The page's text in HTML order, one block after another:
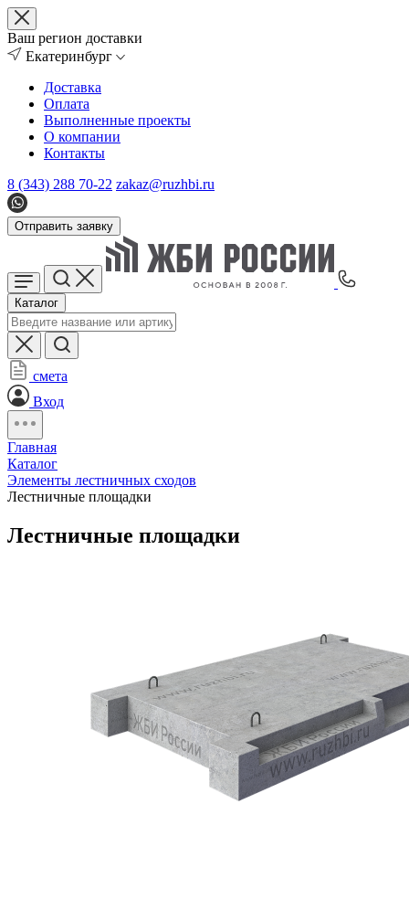
Ваш регион доставки
Екатеринбург
Доставка
Оплата
Выполненные проекты
О компании
Контакты
8 (343) 288 70-22 zakaz@ruzhbi.ru
Отправить заявку
Каталог
смета
Вход
Главная
Каталог
Элементы лестничных сходов
Лестничные площадки
Лестничные площадки